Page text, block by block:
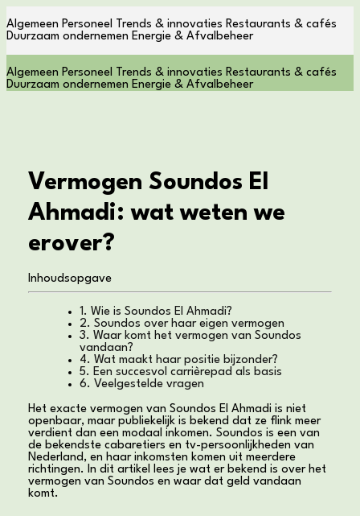
Algemeen Personeel Trends & innovaties Restaurants & cafés
Duurzaam ondernemen Energie & Afvalbeheer
Algemeen Personeel Trends & innovaties Restaurants & cafés
Duurzaam ondernemen Energie & Afvalbeheer
Vermogen Soundos El
Ahmadi: wat weten we
erover?
Inhoudsopgave
1. Wie is Soundos El Ahmadi?
2. Soundos over haar eigen vermogen
3. Waar komt het vermogen van Soundos
vandaan?
4. Wat maakt haar positie bijzonder?
5. Een succesvol carrièrepad als basis
6. Veelgestelde vragen
Het exacte vermogen van Soundos El Ahmadi is niet
openbaar, maar publiekelijk is bekend dat ze flink meer
verdient dan een modaal inkomen. Soundos is een van
de bekendste cabaretiers en tv-persoonlijkheden van
Nederland, en haar inkomsten komen uit meerdere
richtingen. In dit artikel lees je wat er bekend is over het
vermogen van Soundos en waar dat geld vandaan
komt.